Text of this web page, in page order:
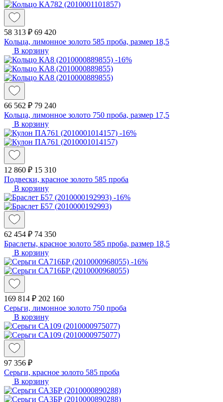
58 313 ₽ 69 420
Кольца, лимонное золото 585 проба, размер 18,5
В корзину
-16%
66 562 ₽ 79 240
Кольца, лимонное золото 750 проба, размер 17,5
В корзину
-16%
12 860 ₽ 15 310
Подвески, красное золото 585 проба
В корзину
-16%
62 454 ₽ 74 350
Браслеты, красное золото 585 проба, размер 18,5
В корзину
-16%
169 814 ₽ 202 160
Серьги, лимонное золото 750 проба
В корзину
97 356 ₽
Серьги, красное золото 585 проба
В корзину